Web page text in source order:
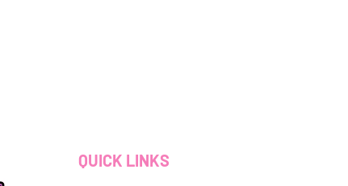
QUICK LINKS